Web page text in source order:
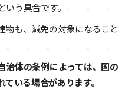
う具合です。
物も、減免の対象になること
治体の条例によっては、国の
いる場合があります。